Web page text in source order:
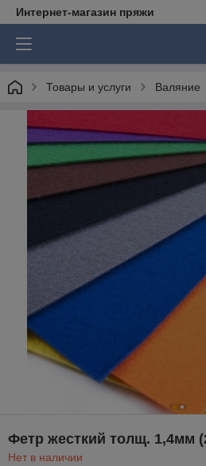
Интернет-магазин пряжи
Товары и услуги Валяние
Фетр жесткий толщ. 1,4мм
Нет в наличии